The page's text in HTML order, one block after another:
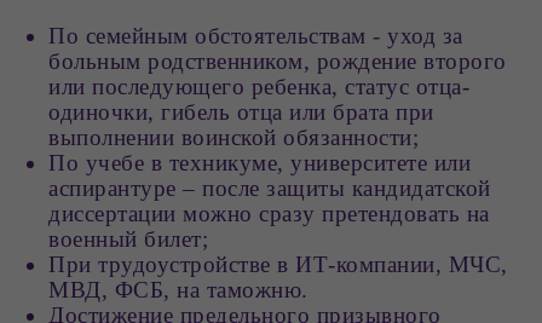
По семейным обстоятельствам - уход за
больным родственником, рождение второго
или последующего ребенка, статус отца-
одиночки, гибель отца или брата при
выполнении воинской обязанности;
По учебе в техникуме, университете или
аспирантуре – после защиты кандидатской
диссертации можно сразу претендовать на
военный билет;
При трудоустройстве в ИТ-компании, МЧС,
МВД, ФСБ, на таможню.
Достижение предельного призывного